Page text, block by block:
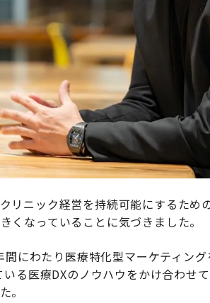
リニック経営を持続可能にするため
くなっていることに気づきました。
にわたり医療特化型マーケティン
る医療DXのノウハウをかけ合わせ
。